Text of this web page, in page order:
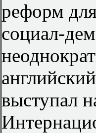
реформ
социал-
выступал